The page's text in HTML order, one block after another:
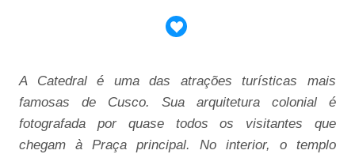
A Catedral é uma das atrações turísticas mais
famosas de Cusco. Sua arquitetura colonial é
fotografada por quase todos os visitantes que
chegam à Praça principal. No interior, o templo